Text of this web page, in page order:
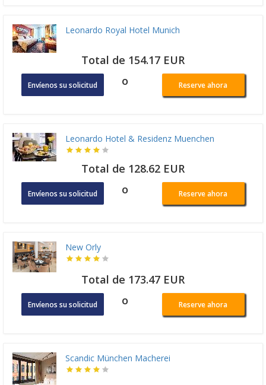
Leonardo Royal Hotel Munich
Total de 154.17 EUR
Envíenos su solicitud o Reserve ahora
Leonardo Hotel & Residenz Muenchen
Total de 128.62 EUR
Envíenos su solicitud o Reserve ahora
New Orly
Total de 173.47 EUR
Envíenos su solicitud o Reserve ahora
Scandic München Macherei